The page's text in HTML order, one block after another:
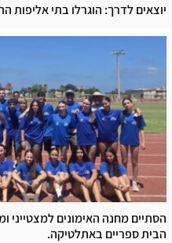
יוצאים לדרך: הוגרלו בתי אליפות
הסתיים מחנה האימונים למצטייני
הבית ספריים באתלטיקה.